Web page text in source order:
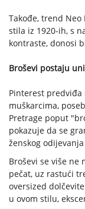
Takođe, trend
stila iz 1920-ih, s
kontraste, donosi
Broševi postaju
Pinterest predviđa
muškarcima,
Pretrage poput
pokazuje da se
ženskog
Broševi se više ne
pečat, uz rastući
oversized
u ovom stilu,